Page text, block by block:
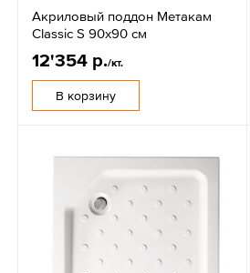
Акриловый поддон Метакам
Classic S 90х90 см
12'354 р./кт.
В корзину